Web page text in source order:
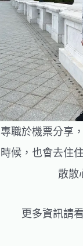
專職於機票分享
時候，也會去住
散散
更多資訊請看